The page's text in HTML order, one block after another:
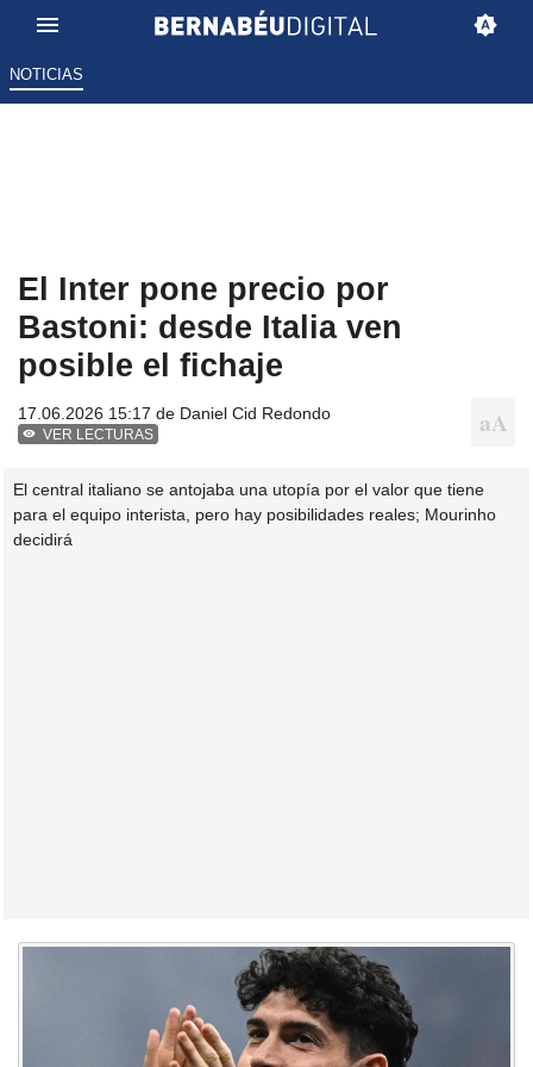
NOTICIAS
El Inter pone precio por
Bastoni: desde Italia ven
posible el fichaje
17.06.2026 15:17 de Daniel Cid Redondo
VER LECTURAS
El central italiano se antojaba una utopía por el valor que tiene
para el equipo interista, pero hay posibilidades reales; Mourinho
decidirá